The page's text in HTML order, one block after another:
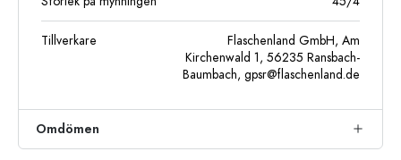
Tillverkare
Flaschenland GmbH, Am
Kirchenwald 1, 56235 Ransbach-
Baumbach, gpsr@flaschenland.de
Omdömen